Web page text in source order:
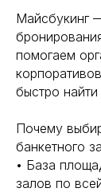
Майсбукинг
помогаем
быстро
Почему
банкетного
• База
залов по